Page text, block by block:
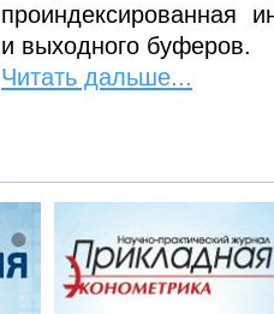
проиндексированная
и выходного буферов.
Читать дальше...